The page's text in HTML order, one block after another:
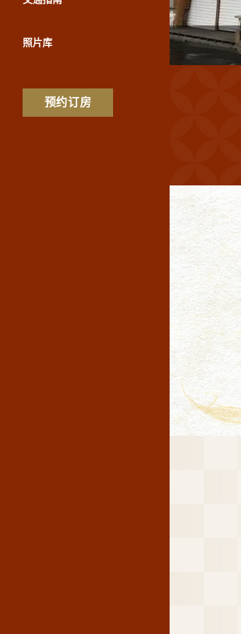
照片库
预约订房